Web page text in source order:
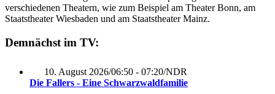
verschiedenen Theatern, wie zum Beispiel am Theater Bonn, am
Staatstheater Wiesbaden und am Staatstheater Mainz.
Demnächst im TV:
10. August 2026/06:50 - 07:20/NDR
Die Fallers - Eine Schwarzwaldfamilie